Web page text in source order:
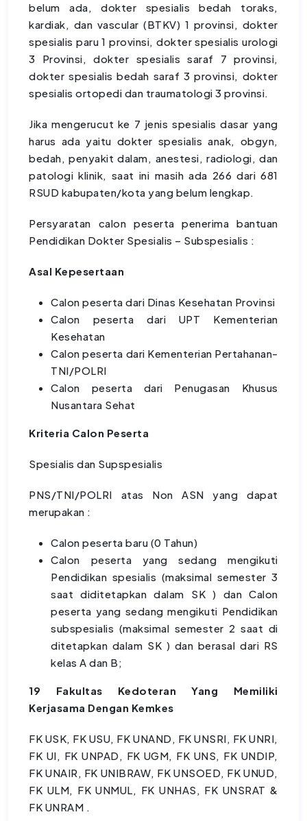
belum ada, dokter spesialis bedah toraks,
kardiak, dan vascular (BTKV) 1 provinsi, dokter
spesialis paru 1 provinsi, dokter spesialis urologi
3 Provinsi, dokter spesialis saraf 7 provinsi,
dokter spesialis bedah saraf 3 provinsi, dokter
spesialis ortopedi dan traumatologi 3 provinsi.
Jika mengerucut ke 7 jenis spesialis dasar yang
harus ada yaitu dokter spesialis anak, obgyn,
bedah, penyakit dalam, anestesi, radiologi, dan
patologi klinik, saat ini masih ada 266 dari 681
RSUD kabupaten/kota yang belum lengkap.
Persyaratan calon peserta penerima bantuan
Pendidikan Dokter Spesialis – Subspesialis :
Asal Kepesertaan
Calon peserta dari Dinas Kesehatan Provinsi
Calon peserta dari UPT Kementerian
Kesehatan
Calon peserta dari Kementerian Pertahanan-
TNI/POLRI
Calon peserta dari Penugasan Khusus
Nusantara Sehat
Kriteria Calon Peserta
Spesialis dan Supspesialis
PNS/TNI/POLRI atas Non ASN yang dapat
merupakan :
Calon peserta baru (0 Tahun)
Calon peserta yang sedang mengikuti
Pendidikan spesialis (maksimal semester 3
saat diditetapkan dalam SK ) dan Calon
peserta yang sedang mengikuti Pendidikan
subspesialis (maksimal semester 2 saat di
ditetapkan dalam SK ) dan berasal dari RS
kelas A dan B;
19 Fakultas Kedoteran Yang Memiliki
Kerjasama Dengan Kemkes
FK USK, FK USU, FK UNAND, FK UNSRI, FK UNRI,
FK UI, FK UNPAD, FK UGM, FK UNS, FK UNDIP,
FK UNAIR, FK UNIBRAW, FK UNSOED, FK UNUD,
FK ULM, FK UNMUL, FK UNHAS, FK UNSRAT &
FK UNRAM .